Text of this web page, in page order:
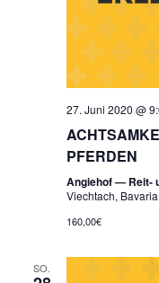
27. Juni 2020 @
PFERDEN
Angiehof — Reit-
Viechtach, Bavaria
160,00€
SO.